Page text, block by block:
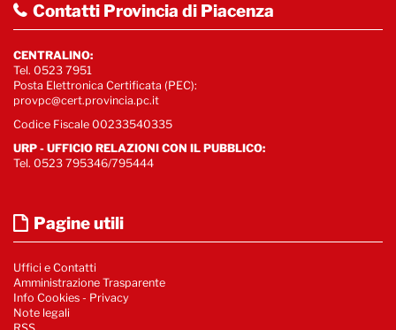
Contatti Provincia di Piacenza
CENTRALINO:
Tel. 0523 7951
Posta Elettronica Certificata (PEC):
provpc@cert.provincia.pc.it
Codice Fiscale 00233540335
URP - UFFICIO RELAZIONI CON IL PUBBLICO:
Tel. 0523 795346/795444
Pagine utili
Uffici e Contatti
Amministrazione Trasparente
Info Cookies - Privacy
Note legali